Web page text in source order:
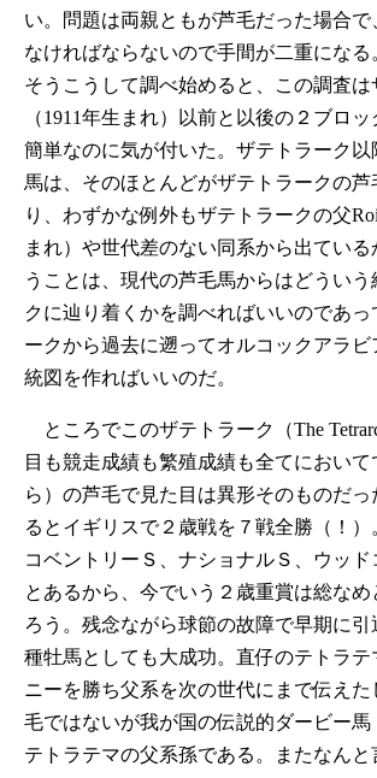
い。問題は両親ともが芦毛だった場合
なければならないので手間が二重になる
そうこうして調べ始めると、この調査は
（1911年生まれ）以前と以後の２ブロ
簡単なのに気が付いた。ザテトラーク
馬は、そのほとんどがザテトラークの
り、わずかな例外もザテトラークの父
まれ）や世代差のない同系から出てい
うことは、現代の芦毛馬からはどうい
クに辿り着くかを調べればいいのであっ
ークから過去に遡ってオルコックアラ
統図を作ればいいのだ。
ところでこのザテトラーク（The
目も競走成績も繁殖成績も全てにおい
ら）の芦毛で見た目は異形そのものだ
るとイギリスで２歳戦を７戦全勝（！）
コベントリーＳ、ナショナルＳ、ウッド
とあるから、今でいう２歳重賞は総な
ろう。残念ながら球節の故障で早期に引
種牡馬としても大成功。直仔のテトラ
ニーを勝ち父系を次の世代にまで伝え
毛ではないが我が国の伝説的ダービー馬
テトラテマの父系孫である。またなん